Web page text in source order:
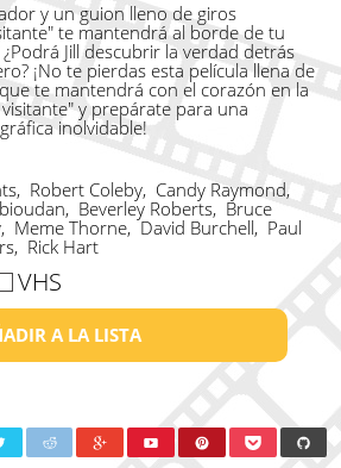
y un guion lleno de giros
te mantendrá al borde de tu
Jill descubrir la verdad detrás
¡No te pierdas esta película llena de
te mantendrá con el corazón en la
visitante" y prepárate para una
inolvidable!
Robert Coleby, Candy Raymond,
Beverley Roberts, Bruce
Meme Thorne, David Burchell, Paul
Rick Hart
VHS
A LA LISTA